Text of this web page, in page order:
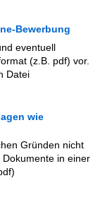
Bewerbung
eventuell
(z.B. pdf) vor.
Datei
wie
Gründen nicht
in einer